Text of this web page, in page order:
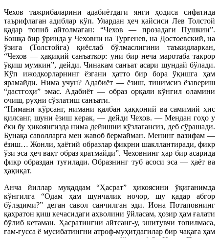
Чехов тажрибаларини адабиётдаги янги ҳодиса сифатида
таърифлаган адиблар кўп. Улардан ҳеч қайсиси Лев Толстой
қадар топиб айтолмаган: “Чехов — прозадаги Пушкин”.
Бошқа бир ўринда у Чеховни на Тургенев, на Достоевский, на
ўзига (Толстойга) қиёслаб бўлмаслигини таъкидларкан,
“Чехов — ҳақиқий санъаткор: уни бир неча маротаба такрор
ўқиш мумкин”, дейди. Чинакам санъат асари шундай бўлади.
Кўп ижодкорларнинг ёзгани ҳатто бир бора ўқишга ҳам
ярамайди. Нима учун? Адабиёт — ёзиш, тинимсиз ёзавериш
“дастгоҳи” эмас. Адабиёт — образ орқали кўнгил оламини
очиш, руҳни сўзлатиш санъати.
“Нимани кўрсанг, нимани қалбан ҳаққоний ва самимий ҳис
қилсанг, шуни ёзиш керак, — дейди Чехов. — Мендан гоҳо у
ёки бу ҳикоянгизда нима дейишни кўзлагансиз, деб сўрашади.
Бунақа саволларга мен жавоб бермайман. Менинг вазифам —
ёзиш… Жонли, ҳаётий образлар фикрни шакллантиради, фикр
ўзи эса ҳеч вақт образ яратмайди”. Чеховнинг ҳар бир асарида
фикр образдан туғилади. Образнинг туб асоси эса — ҳаёт ва
ҳақиқат.
Анча йиллар муқаддам “Ҳасрат” ҳикоясини ўқиганимда
кўнгилга “Одам ҳам шунчалик ночор, шу қадар абгор
бўлэдими?” деган савол санчилган эди. Иона Потаповнинг
қаҳратон қиш кечасидаги аҳволини ўйласам, ҳозир ҳам ғалати
бўлиб кетаман. Ҳасратингни айтсанг-у, эшитувчи топилмаса,
ғам-ғусса ё мусибатингни атроф-муҳитдагилар бир чақага ҳам